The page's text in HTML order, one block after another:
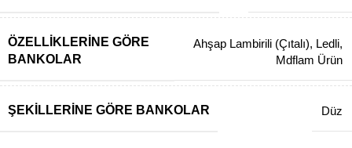
ÖZELLIKLERINE GÖRE
BANKOLAR
Ahşap Lambirili (Çıtalı), Ledli,
Mdflam Ürün
ŞEKILLERINE GÖRE BANKOLAR Düz